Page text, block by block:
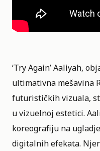
‘Try Again’ Aaliyah,
ultimativna mešavina
futurističkih vizuala,
u vizuelnoj estetici.
koreografiju na
digitalnih efekata.